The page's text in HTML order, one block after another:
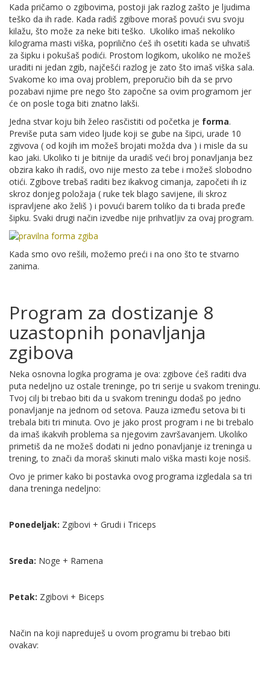
Kada pričamo o zgibovima, postoji jak razlog zašto je ljudima
teško da ih rade. Kada radiš zgibove moraš povući svu svoju
kilažu, što može za neke biti teško. Ukoliko imaš nekoliko
kilograma masti viška, poprilično ćeš ih osetiti kada se uhvatiš
za šipku i pokušaš podići. Prostom logikom, ukoliko ne možeš
uraditi ni jedan zgib, najčešći razlog je zato što imaš viška sala.
Svakome ko ima ovaj problem, preporučio bih da se prvo
pozabavi njime pre nego što započne sa ovim programom jer
će on posle toga biti znatno lakši.
Jedna stvar koju bih želeo rasčistiti od početka je forma.
Previše puta sam video ljude koji se gube na šipci, urade 10
zgivova ( od kojih im možeš brojati možda dva ) i misle da su
kao jaki. Ukoliko ti je bitnije da uradiš veći broj ponavljanja bez
obzira kako ih radiš, ovo nije mesto za tebe i možeš slobodno
otići. Zgibove trebaš raditi bez ikakvog cimanja, započeti ih iz
skroz donjeg položaja ( ruke tek blago savijene, ili skroz
ispravljene ako želiš ) i povući barem toliko da ti brada pređe
šipku. Svaki drugi način izvedbe nije prihvatljiv za ovaj program.
Kada smo ovo rešili, možemo preći i na ono što te stvarno
zanima.
Program za dostizanje 8
uzastopnih ponavljanja
zgibova
Neka osnovna logika programa je ova: zgibove ćeš raditi dva
puta nedeljno uz ostale treninge, po tri serije u svakom treningu.
Tvoj cilj bi trebao biti da u svakom treningu dodaš po jedno
ponavljanje na jednom od setova. Pauza između setova bi ti
trebala biti tri minuta. Ovo je jako prost program i ne bi trebalo
da imaš ikakvih problema sa njegovim završavanjem. Ukoliko
primetiš da ne možeš dodati ni jedno ponavljanje iz treninga u
trening, to znači da moraš skinuti malo viška masti koje nosiš.
Ovo je primer kako bi postavka ovog programa izgledala sa tri
dana treninga nedeljno:
Ponedeljak: Zgibovi + Grudi i Triceps
Sreda: Noge + Ramena
Petak: Zgibovi + Biceps
Način na koji napreduješ u ovom programu bi trebao biti
ovakav: